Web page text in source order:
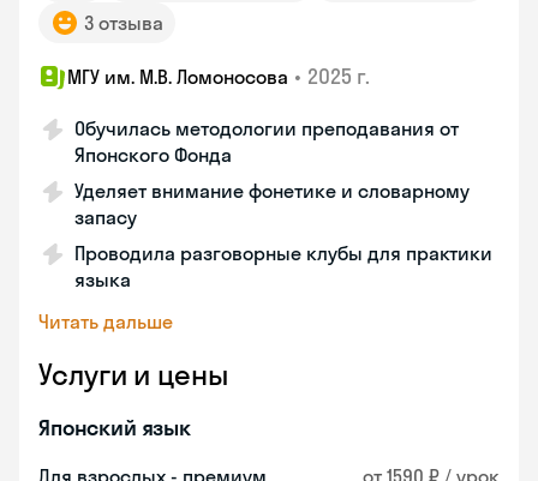
3 отзыва
МГУ им. М.В. Ломоносова • 2025 г.
Обучилась методологии преподавания от
Японского Фонда
Уделяет внимание фонетике и словарному
запасу
Проводила разговорные клубы для практики
языка
Читать дальше
Услуги и цены
Японский язык
Для взрослых - премиум от 1590 ₽ / урок